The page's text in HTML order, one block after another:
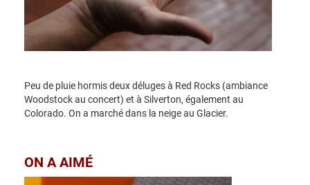
Peu de pluie hormis deux déluges à Red Rocks (ambiance
Woodstock au concert) et à Silverton, également au
Colorado. On a marché dans la neige au Glacier.
ON A AIMÉ